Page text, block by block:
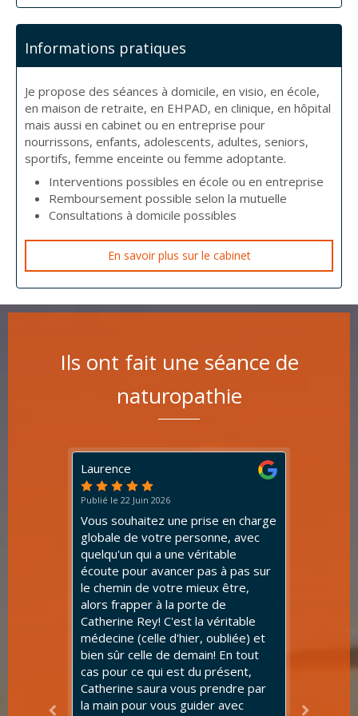
Informations pratiques
Je propose des séances à domicile, en visio, en école,
en maison de retraite, en EHPAD, en clinique, en hôpital
mais aussi en cabinet ou en entreprise pour
nourrissons, enfants, adolescents, adultes, seniors,
sportifs, femme enceinte ou femme adoptante.
Interventions possibles en école ou en entreprise
Remboursement possible selon la mutuelle
Consultations à domicile possibles
En savoir plus sur le cabinet
Ils ont fait une séance de
naturopathie
Laurence
Publié le 22 Juin 2026
Vous souhaitez une prise en charge
globale de votre personne, avec
quelqu'un qui a une véritable
écoute pour avancer pas à pas sur
le chemin de votre mieux être,
alors frapper à la porte de
Catherine Rey! C'est la véritable
médecine (celle d'hier, oubliée) et
bien sûr celle de demain! En tout
cas pour ce qui est du présent,
Catherine saura vous prendre par
la main pour vous guider avec